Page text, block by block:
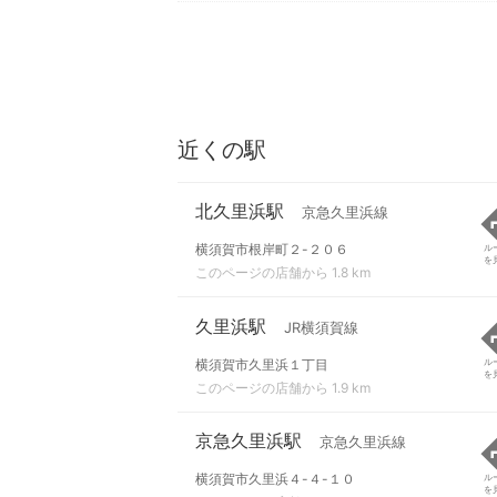
近くの駅
北久里浜駅 京急久里浜線
横須賀市根岸町２-２０６
このページの店舗から 1.8 km
ル
を
久里浜駅 JR横須賀線
横須賀市久里浜１丁目
このページの店舗から 1.9 km
ル
を
京急久里浜駅 京急久里浜線
横須賀市久里浜４-４-１０
ル
を